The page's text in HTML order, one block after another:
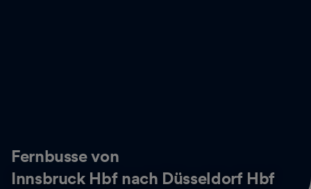
Fernbusse von
Innsbruck Hbf nach Düsseldorf Hbf